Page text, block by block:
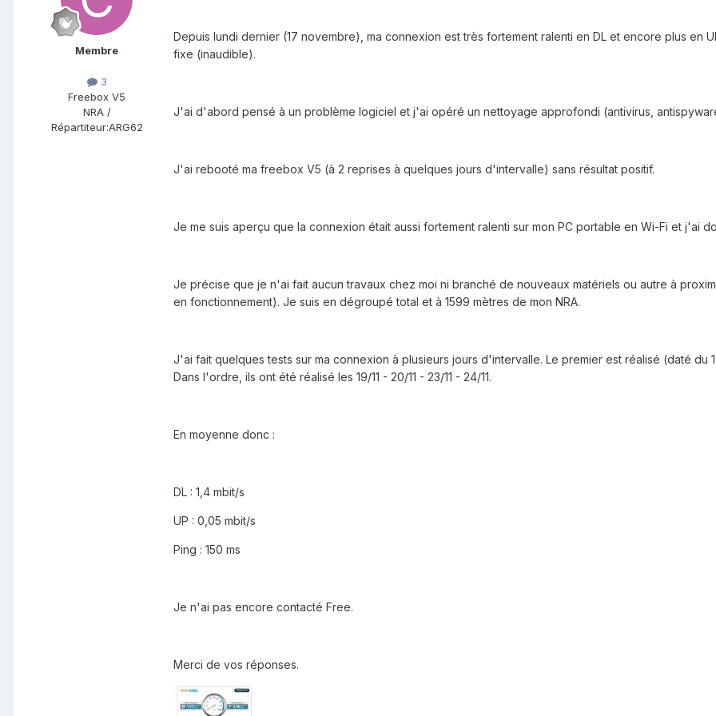
Membre
3
Freebox V5
NRA /
Répartiteur:ARG62
Depuis lundi dernier (17 novembre), ma connexion est très fortement ralenti en DL et encore plus en
fixe (inaudible).
J'ai d'abord pensé à un problème logiciel et j'ai opéré un nettoyage approfondi (antivirus,
J'ai rebooté ma freebox V5 (à 2 reprises à quelques jours d'intervalle) sans résultat positif.
Je me suis aperçu que la connexion était aussi fortement ralenti sur mon PC portable en Wi-Fi et j'ai
Je précise que je n'ai fait aucun travaux chez moi ni branché de nouveaux matériels ou autre à
en fonctionnement). Je suis en dégroupé total et à 1599 mètres de mon NRA.
J'ai fait quelques tests sur ma connexion à plusieurs jours d'intervalle. Le premier est réalisé (daté du
Dans l'ordre, ils ont été réalisé les 19/11 - 20/11 - 23/11 - 24/11.
En moyenne donc :
DL : 1,4 mbit/s
UP : 0,05 mbit/s
Ping : 150 ms
Je n'ai pas encore contacté Free.
Merci de vos réponses.